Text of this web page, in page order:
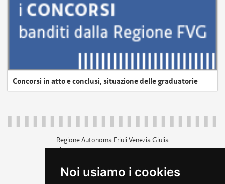
Noi usiamo i cookies
Concorsi in atto e conclusi, situazione delle graduatorie
Regione Autonoma Friuli Venezia Giulia
c.f. 80014930327; p.iva 00526040324
+39 040 3771111